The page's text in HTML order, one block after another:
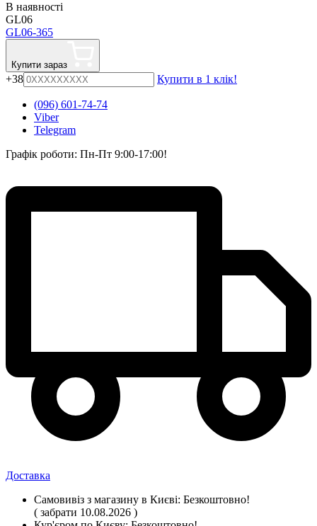
В наявності
GL06
GL06-365
Купити зараз
+38 Купити в 1 клік!
(096) 601-74-74
Viber
Telegram
Графік роботи: Пн-Пт 9:00-17:00!
Доставка
Самовивіз з магазину в Києві: Безкоштовно!
( забрати 10.08.2026 )